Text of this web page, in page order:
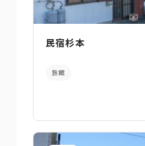
民宿杉本
旅館